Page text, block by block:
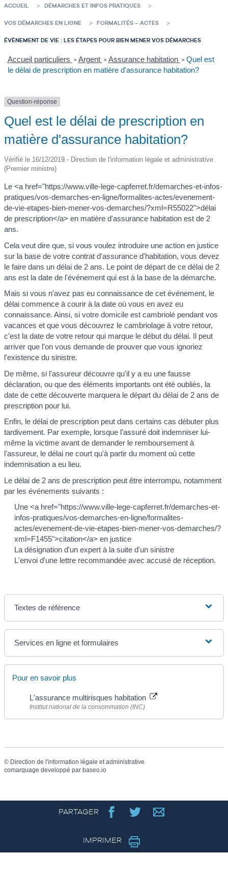
ACCUEIL DÉMARCHES ET INFOS PRATIQUES
VOS DÉMARCHES EN LIGNE FORMALITÉS – ACTES
ÉVÈNEMENT DE VIE : LES ÉTAPES POUR BIEN MENER VOS DÉMARCHES
Accueil particuliers > Argent > Assurance habitation > Quel est
le délai de prescription en matière d'assurance habitation?
Question-réponse
Quel est le délai de prescription en
matière d'assurance habitation?
Vérifié le 16/12/2019 - Direction de l'information légale et administrative
(Premier ministre)
Le <a href="https://www.ville-lege-capferret.fr/demarches-et-infos-
pratiques/vos-demarches-en-ligne/formalites-actes/evenement-
de-vie-etapes-bien-mener-vos-demarches/?xml=R55022">délai
de prescription</a> en matière d'assurance habitation est de 2
ans.
Cela veut dire que, si vous voulez introduire une action en justice
sur la base de votre contrat d'assurance d'habitation, vous devez
le faire dans un délai de 2 ans. Le point de départ de ce délai de 2
ans est la date de l'événement qui est à la base de la démarche.
Mais si vous n'avez pas eu connaissance de cet événement, le
délai commence à courir à la date où vous en avez eu
connaissance. Ainsi, si votre domicile est cambriolé pendant vos
vacances et que vous découvrez le cambriolage à votre retour,
c'est la date de votre retour qui marque le début du délai. Il peut
arriver que l'on vous demande de prouver que vous ignoriez
l'existence du sinistre.
De même, si l'assureur découvre qu'il y a eu une fausse
déclaration, ou que des éléments importants ont été oubliés, la
date de cette découverte marquera le départ du délai de 2 ans de
prescription pour lui.
Enfin, le délai de prescription peut dans certains cas débuter plus
tardivement. Par exemple, lorsque l'assuré doit indemniser lui-
même la victime avant de demander le remboursement à
l'assureur, le délai ne court qu'à partir du moment où cette
indemnisation a eu lieu.
Le délai de 2 ans de prescription peut être interrompu, notamment
par les événements suivants :
Une <a href="https://www.ville-lege-capferret.fr/demarches-et-
infos-pratiques/vos-demarches-en-ligne/formalites-
actes/evenement-de-vie-etapes-bien-mener-vos-demarches/?
xml=F1455">citation</a> en justice
La désignation d'un expert à la suite d'un sinistre
L'envoi d'une lettre recommandée avec accusé de réception.
Textes de référence
Services en ligne et formulaires
Pour en savoir plus
L'assurance multirisques habitation
Institut national de la consommation (INC)
© Direction de l'information légale et administrative
comarquage developpé par baseo.io
PARTAGER
IMPRIMER